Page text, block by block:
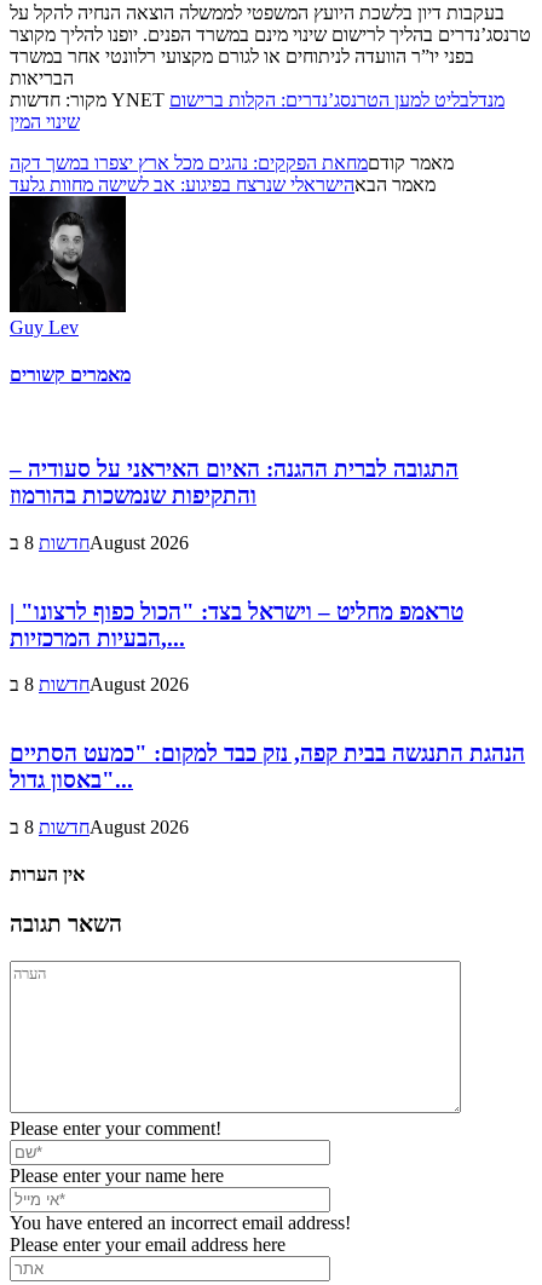
בעקבות דיון בלשכת היועץ המשפטי לממשלה הוצאה הנחיה להקל על
טרנסג’נדרים בהליך לרישום שינוי מינם במשרד הפנים. יופנו להליך מקוצר
בפני יו”ר הוועדה לניתוחים או לגורם מקצועי רלוונטי אחר במשרד
הבריאות
מקור: חדשות YNET מנדלבליט למען הטרנסג’נדרים: הקלות ברישום
שינוי המין
מאמר קודםמחאת הפקקים: נהגים מכל ארץ יצפרו במשך דקה
מאמר הבאהישראלי שנרצח בפיגוע: אב לשישה מחוות גלעד
Guy Lev
מאמרים קשורים
התגובה לברית ההגנה: האיום האיראני על סעודיה –
והתקיפות שנמשכות בהורמוז
חדשות8 בAugust 2026
טראמפ מחליט – וישראל בצד: "הכול כפוף לרצונו" |
הבעיות המרכזיות,...
חדשות8 בAugust 2026
הנהגת התנגשה בבית קפה, נזק כבד למקום: "כמעט הסתיים
באסון גדול"...
חדשות8 בAugust 2026
אין הערות
השאר תגובה
Please enter your comment!
Please enter your name here
You have entered an incorrect email address!
Please enter your email address here